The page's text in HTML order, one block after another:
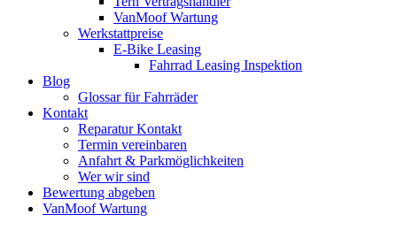
VanMoof Wartung
Werkstattpreise
E-Bike Leasing
Fahrrad Leasing Inspektion
Blog
Glossar für Fahrräder
Kontakt
Reparatur Kontakt
Termin vereinbaren
Anfahrt & Parkmöglichkeiten
Wer wir sind
Bewertung abgeben
VanMoof Wartung